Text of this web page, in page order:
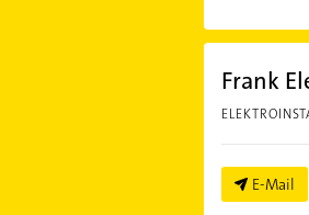
Frank
E-Mail